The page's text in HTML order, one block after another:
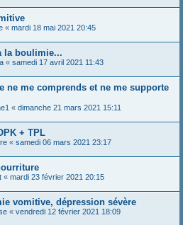
« mardi 18 mai 2021 20:45
la boulimie...
« samedi 17 avril 2021 11:43
ne me comprends et ne me supporte
« dimanche 21 mars 2021 15:11
+ TPL
« samedi 06 mars 2021 23:17
« mardi 23 février 2021 20:15
vomitive, dépression sévère
« vendredi 12 février 2021 18:09